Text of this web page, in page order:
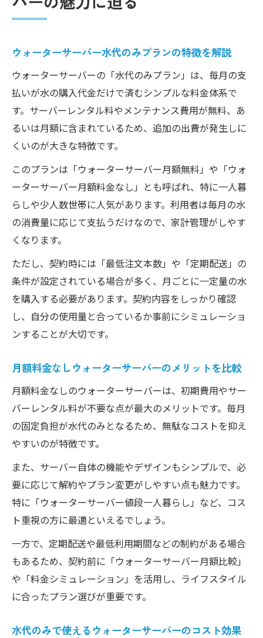
ウォーターサーバー水代のみプランの特徴を解説
ウォーターサーバーの「水代のみプラン」は、毎月の支
払いが水の購入代金だけで済むシンプルな料金体系で
す。サーバーレンタル料やメンテナンス費用が無料、あ
るいは月額に含まれているため、追加の出費が発生しに
くいのが大きな特徴です。
このプランは「ウォーターサーバー月額無料」や「ウォ
ーターサーバー月額料金なし」とも呼ばれ、特に一人暮
らしや少人数世帯に人気があります。利用者は毎月の水
の消費量に応じて支払うだけなので、家計管理がしやす
くなります。
ただし、契約時には「最低注文本数」や「定期配送」の
条件が設定されている場合が多く、月ごとに一定量の水
を購入する必要があります。契約内容をしっかり確認
し、自分の使用量と合っているか事前にシミュレーショ
ンすることが大切です。
月額料金なしウォーターサーバーのメリットを比較
月額料金なしのウォーターサーバーは、初期費用やサー
バーレンタル料が不要な点が最大のメリットです。毎月
の固定負担が水代のみとなるため、無駄なコストを抑え
やすいのが特徴です。
また、サーバー自体の機能やデザインもシンプルで、必
要に応じて解約やプラン変更がしやすい点も魅力です。
特に「ウォーターサーバー値段一人暮らし」など、コス
ト重視の方に最適といえるでしょう。
一方で、定期配送や最低利用期間などの制約がある場合
もあるため、契約前に「ウォーターサーバー月額比較」
や「料金シミュレーション」を活用し、ライフスタイル
に合ったプラン選びが重要です。
水代のみで使えるウォーターサーバーのコスト効果